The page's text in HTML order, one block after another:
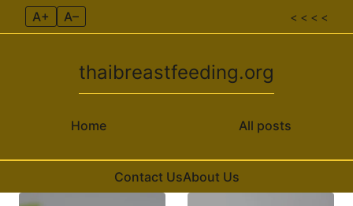
A+ A– < < < <
Home
thaibreastfeeding.org
All posts
Contact UsAbout Us
Skip to content